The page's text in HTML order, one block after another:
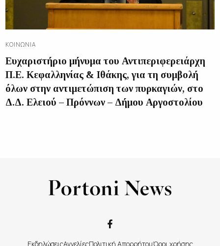
ΚΟΙΝΩΝΊΑ
Ευχαριστήριο μήνυμα του Αντιπεριφερειάρχη
Π.Ε. Κεφαλληνίας & Ιθάκης, για τη συμβολή
όλων στην αντιμετώπιση των πυρκαγιών, στο
Δ.Δ. Ελειού – Πρόννων – Δήμου Αργοστολίου
ΕκδηλώσειςΑγγελίεςΠολιτική ΑπορρήτουΌροι χρήσης